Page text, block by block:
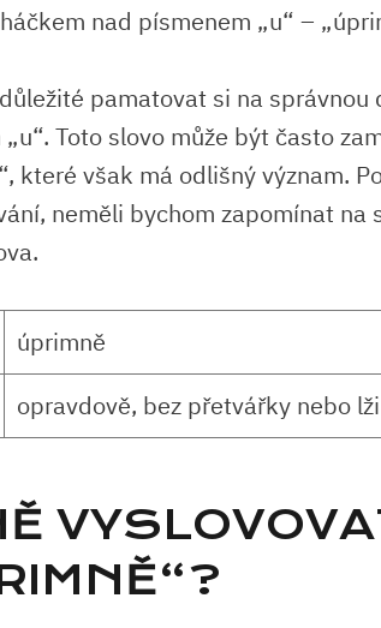
nad písmenem⁣ „u“ –
⁢pamatovat ‍si ⁤na
Toto slovo může být často
které však má odlišný význam.
⁤neměli bychom zapomínat na
úprimně
opravdově, ​bez přetvářky nebo⁤ lži